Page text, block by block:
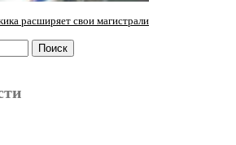
расширяет свои магистрали